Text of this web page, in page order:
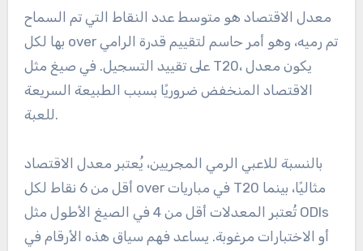
أن يوفر تقييم معدلات الضرب جنبًا إلى جنب مع عدد
الأوتار المأخوذة رؤية أكثر شمولاً لأداء الرامي.
تقييم معدلات الاقتصاد في صيغ
مختلفة
معدل الاقتصاد هو متوسط عدد النقاط التي تم السماح
بها لكل over تم رميه، وهو أمر حاسم لتقييم قدرة الرامي
على تقييد التسجيل. في صيغ مثل T20، يكون معدل
الاقتصاد المنخفض ضروريًا بسبب الطبيعة السريعة